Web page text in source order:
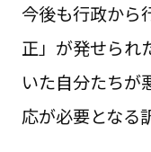
今後も行政から
正」が発せられ
いた自分たちが
応が必要となる